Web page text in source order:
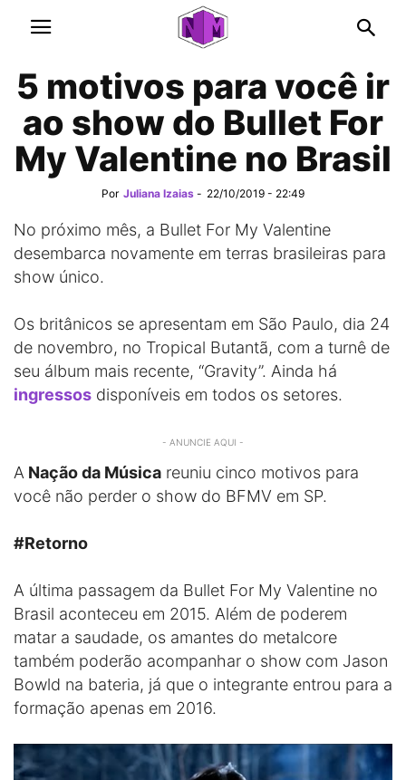
5 motivos para você ir
ao show do Bullet For
My Valentine no Brasil
Por Juliana Izaias - 22/10/2019 - 22:49
No próximo mês, a Bullet For My Valentine
desembarca novamente em terras brasileiras para
show único.
Os britânicos se apresentam em São Paulo, dia 24
de novembro, no Tropical Butantã, com a turnê de
seu álbum mais recente, “Gravity”. Ainda há
ingressos disponíveis em todos os setores.
- ANUNCIE AQUI -
A Nação da Música reuniu cinco motivos para
você não perder o show do BFMV em SP.
#Retorno
A última passagem da Bullet For My Valentine no
Brasil aconteceu em 2015. Além de poderem
matar a saudade, os amantes do metalcore
também poderão acompanhar o show com Jason
Bowld na bateria, já que o integrante entrou para a
formação apenas em 2016.